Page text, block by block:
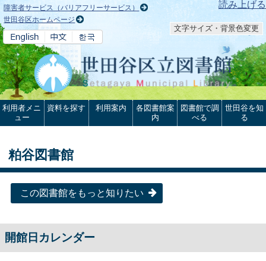
本文へ 読み上げる
障害者サービス（バリアフリーサービス）
世田谷区ホームページ
文字サイズ・背景色変更
利用者メニ
ュー
資料を探す 利用案内
各図書館案
内
図書館で調
べる
世田谷を知
る
粕谷図書館
この図書館をもっと知りたい
開館日カレンダー